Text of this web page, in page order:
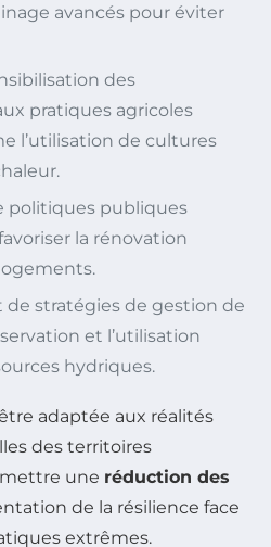
avancés pour éviter
des
pratiques agricoles
l’utilisation de cultures
politiques publiques
la rénovation
stratégies de gestion de
et l’utilisation
hydriques.
adaptée aux réalités
des territoires
une réduction des
de la résilience face
extrêmes.